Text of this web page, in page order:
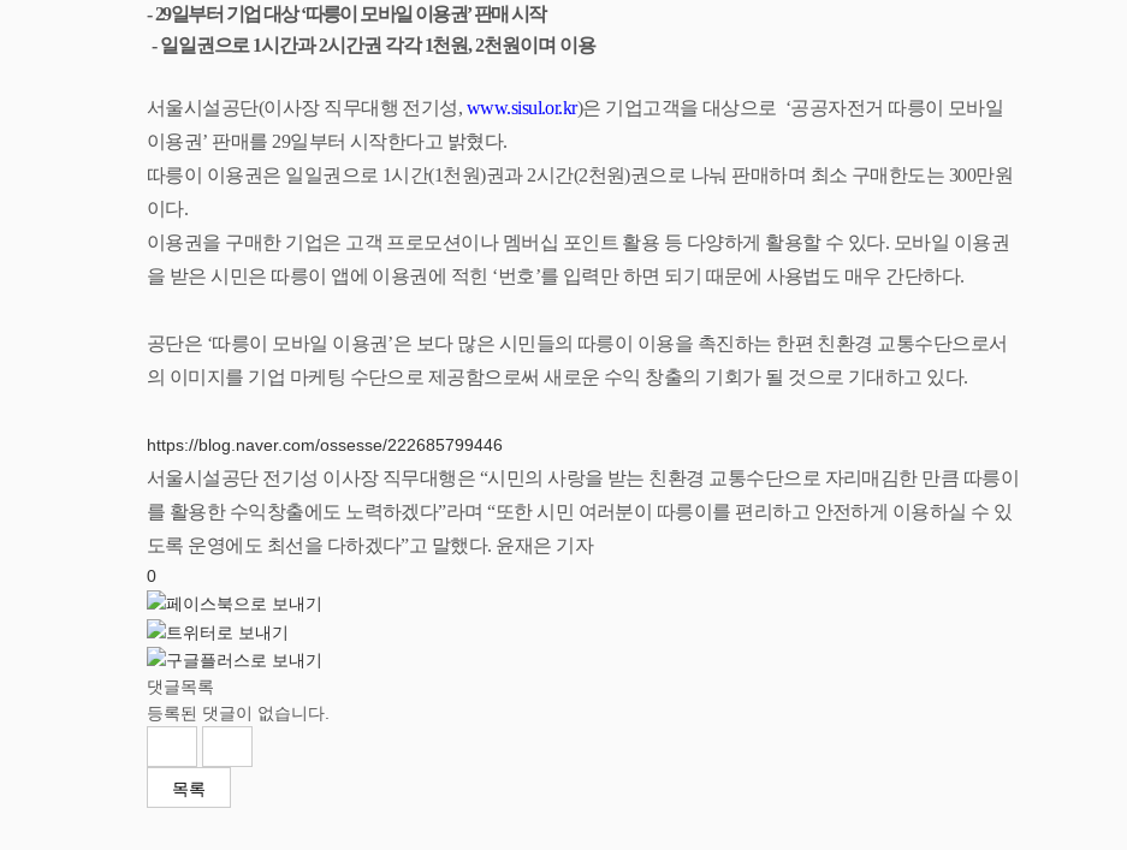
- 29일부터 기업 대상‘따릉이 모바일 이용권’판매 시작
- 일일권으로 1시간과2시간권 각각1천원, 2천원이며 이용
서울시설공단(이사장 직무대행 전기성, www.sisul.or.kr)은 기업고객을 대상으로 ‘공공자전거 따릉이 모바일
이용권’ 판매를 29일부터 시작한다고 밝혔다.
따릉이 이용권은 일일권으로 1시간(1천원)권과 2시간(2천원)권으로 나눠 판매하며 최소 구매한도는 300만원
이다.
이용권을 구매한 기업은 고객 프로모션이나 멤버 십 포인트 활용 등 다양하게 활용할 수 있다. 모바일 이용권
을 받은 시민은 따릉이 앱에 이용권에 적힌 ‘번호’를 입력만 하면 되기 때문에 사용법도 매우 간단하다.
공단은 ‘따릉이 모바일 이용권’은 보다 많은 시민들의 따릉이 이용을 촉진하는 한편 친환경 교통수단으로서
의 이미지를 기업 마케팅 수단으로 제공함으로써 새로운 수익 창출의 기회가 될 것으로 기대하고 있다.
https://blog.naver.com/ossesse/222685799446
서울시설공단 전기성 이사장 직무대행은 “시민의 사랑을 받는 친환경 교통수단으 로 자리매김한 만큼 따릉이
를 활용한 수익창출에도 노력하겠다”라며“또한 시민 여러분이 따릉이를 편리하고 안전하게 이용하실 수 있
도록 운영에도 최선을 다하겠다”고 말했다. 윤재은 기자
0
댓글목록
등록된 댓글이 없습니다.
목록